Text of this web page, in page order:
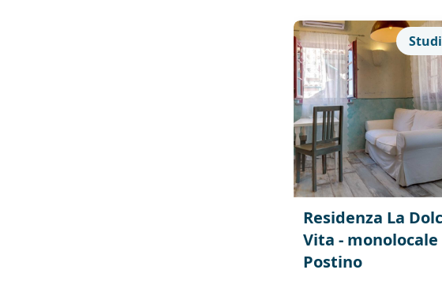
Residenza La
Vita -
Postino